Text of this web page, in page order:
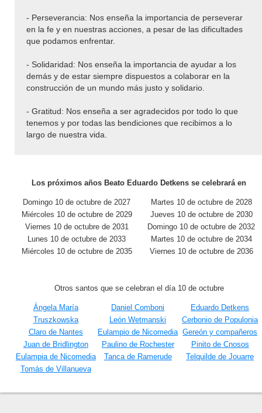
- Perseverancia: Nos enseña la importancia de perseverar
en la fe y en nuestras acciones, a pesar de las dificultades
que podamos enfrentar.
- Solidaridad: Nos enseña la importancia de ayudar a los
demás y de estar siempre dispuestos a colaborar en la
construcción de un mundo más justo y solidario.
- Gratitud: Nos enseña a ser agradecidos por todo lo que
tenemos y por todas las bendiciones que recibimos a lo
largo de nuestra vida.
Los próximos años Beato Eduardo Detkens se celebrará en
Domingo 10 de octubre de 2027
Martes 10 de octubre de 2028
Miércoles 10 de octubre de 2029
Jueves 10 de octubre de 2030
Viernes 10 de octubre de 2031
Domingo 10 de octubre de 2032
Lunes 10 de octubre de 2033
Martes 10 de octubre de 2034
Miércoles 10 de octubre de 2035
Viernes 10 de octubre de 2036
Otros santos que se celebran el día 10 de octubre
Ángela María
Truszkowska
Daniel Comboni
Eduardo Detkens
León Wetmanski
Cerbonio de Populonia
Claro de Nantes
Eulampio de Nicomedia Gereón y compañeros
Juan de Bridlington
Paulino de Rochester
Pinito de Cnosos
Eulampia de Nicomedia
Tanca de Ramerude
Telquilde de Jouarre
Tomás de Villanueva